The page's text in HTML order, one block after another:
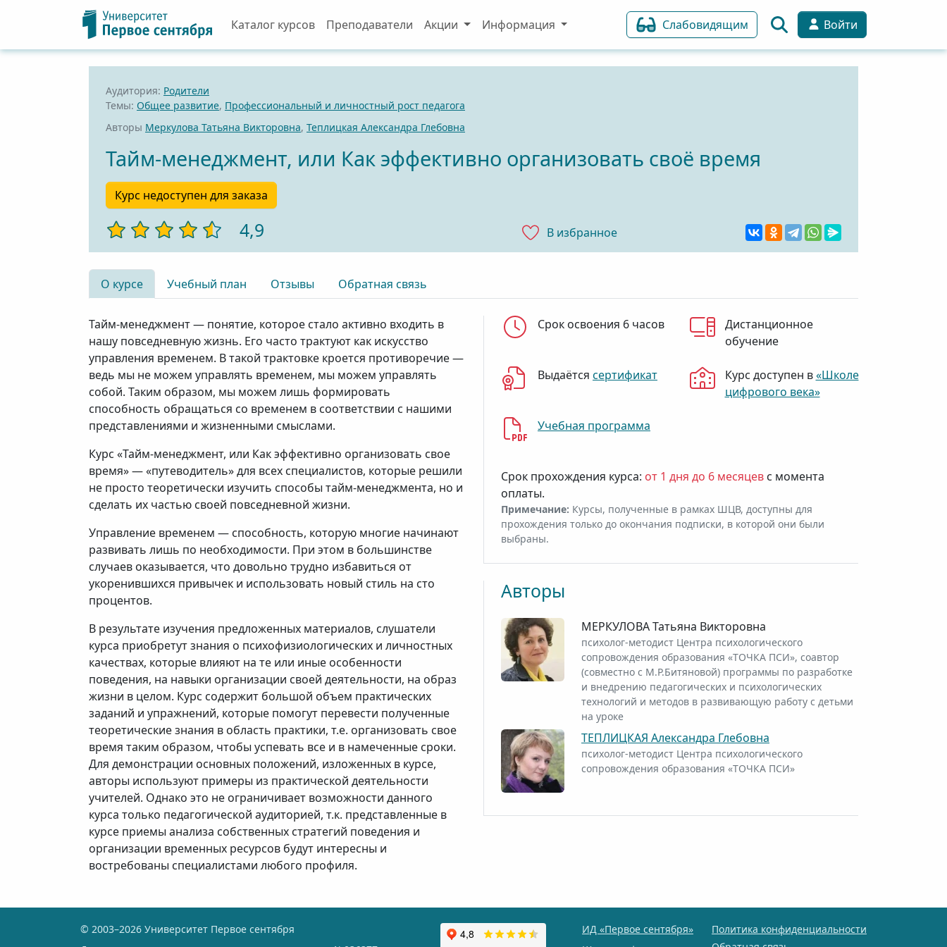
Каталог курсов Преподаватели Акции Информация Слабовидящим Войти
Аудитория: Родители
Темы: Общее развитие, Профессиональный и личностный рост педагога
Авторы Меркулова Татьяна Викторовна, Теплицкая Александра Глебовна
Тайм-менеджмент, или Как эффективно организовать своё время
Курс недоступен для заказа
4,9 В избранноe
О курсе Учебный план Отзывы Обратная связь
Срок освоения 6 часов
Дистанционное
обучение
Выдаётся сертификат Курс доступен в«Школе
цифрового века»
Учебная программа
Срок прохождения курса: от 1 дня до 6 месяцев с момента
оплаты.
Примечание: Курсы, полученные в рамках ШЦВ, доступны для
прохождения только до окончания подписки, в которой они были
выбраны.
Авторы
МЕРКУЛОВА Татьяна Викторовна
психолог-методист Центра психологического
сопровождения образования «ТОЧКА ПСИ», соавтор
(совместно с М.Р.Битяновой) программы по разработке
и внедрению педагогических и психологических
технологий и методов в развивающую работу с детьми
на уроке
ТЕПЛИЦКАЯ Александра Глебовна
психолог-методист Центра психологического
сопровождения образования «ТОЧКА ПСИ»
Тайм-менеджмент — понятие, которое стало активно входить в
нашу повседневную жизнь. Его часто трактуют как искусство
управления временем. В такой трактовке кроется противоречие —
ведь мы не можем управлять временем, мы можем управлять
собой. Таким образом, мы можем лишь формировать
способность обращаться со временем в соответствии с нашими
представлениями и жизненными смыслами.
Курс «Тайм-менеджмент, или Как эффективно организовать свое
время» — «путеводитель» для всех специалистов, которые решили
не просто теоретически изучить способы тайм-менеджмента, но и
сделать их частью своей повседневной жизни.
Управление временем — способность, которую многие начинают
развивать лишь по необходимости. При этом в большинстве
случаев оказывается, что довольно трудно избавиться от
укоренившихся привычек и использовать новый стиль на сто
процентов.
В результате изучения предложенных материалов, слушатели
курса приобретут знания о психофизиологических и личностных
качествах, которые влияют на те или иные особенности
поведения, на навыки организации своей деятельности, на образ
жизни в целом. Курс содержит большой объем практических
заданий и упражнений, которые помогут перевести полученные
теоретические знания в область практики, т.е. организовать свое
время таким образом, чтобы успевать все и в намеченные сроки.
Для демонстрации основных положений, изложенных в курсе,
авторы используют примеры из практической деятельности
учителей. Однако это не ограничивает возможности данного
курса только педагогической аудиторией, т.к. представленные в
курсе приемы анализа собственных стратегий поведения и
организации временных ресурсов будут интересны и
востребованы специалистами любого профиля.
© 2003–2026 Университет Первое сентября
ИД «Первое сентября»
Политика конфиденциальности